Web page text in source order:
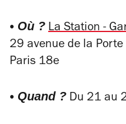
• Où ? La Station -
29 avenue de la
Paris 18e
• Quand ? Du 21 au